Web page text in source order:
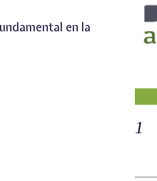
en la